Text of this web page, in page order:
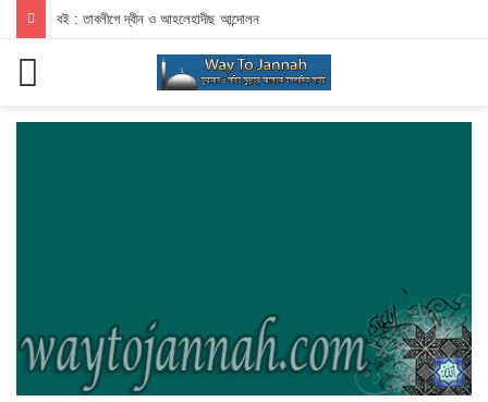
বই : তাবলীগে দ্বীন ও আহলেহাদীছ আন্দোলন